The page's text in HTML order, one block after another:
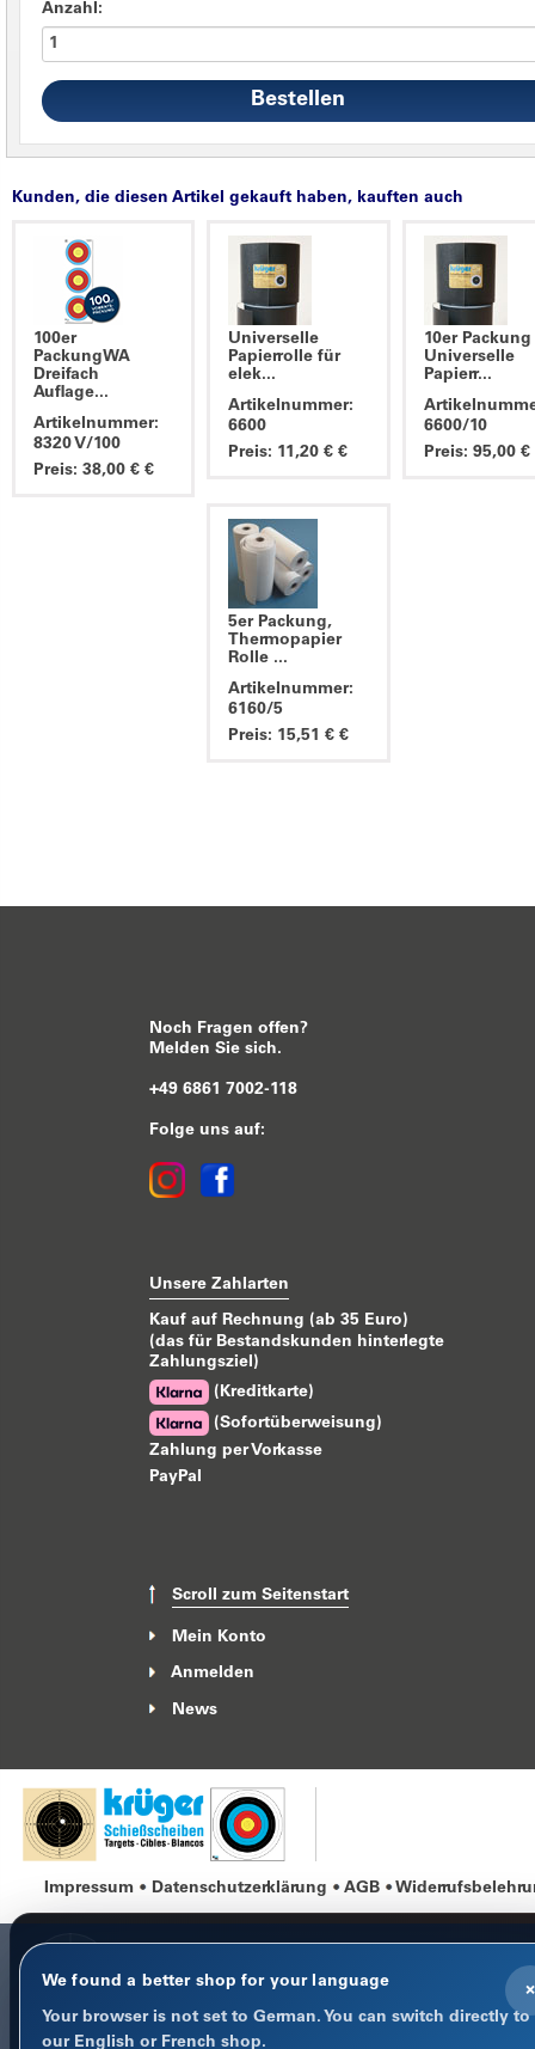
Anzahl:
Kunden, die diesen Artikel gekauft haben, kauften auch
100er
PackungWA
Dreifach
Auflage...
Artikelnummer:
8320 V/100
Preis: 38,00 € €
Universelle
Papierrolle für
elek...
Artikelnummer:
6600
Preis: 11,20 € €
10er Packung
Universelle
Papierr...
6600/10
Preis: 95,00 €
5er Packung,
Thermopapier
Rolle ...
Artikelnummer:
6160/5
Preis: 15,51 € €
Noch Fragen offen?
Melden Sie sich.
+49 6861 7002-118
Folge uns auf:
Unsere Zahlarten
Kauf auf Rechnung (ab 35 Euro)
(das für Bestandskunden hinterlegte
Zahlungsziel)
(Kreditkarte)
(Sofortüberweisung)
Zahlung per Vorkasse
PayPal
Scroll zum Seitenstart
Mein Konto
Anmelden
News
Impressum Datenschutzerklärung AGB
×
We found a better shop for your language
Your browser is not set to German. You can switch directly to
our English or French shop.
COOKIE-HINWEIS